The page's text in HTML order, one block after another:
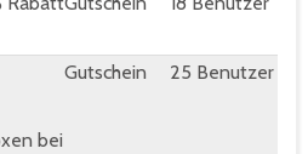
bei
Gutschein 25 Benutzer